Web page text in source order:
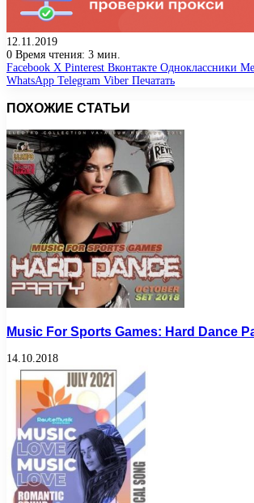
12.11.2019
0 Время чтения: 3 мин.
Facebook X Pinterest Вконтакте Одноклассники
WhatsApp Telegram Viber Печатать
ПОХОЖИЕ СТАТЬИ
Music For Sports Games: Hard Dance
14.10.2018